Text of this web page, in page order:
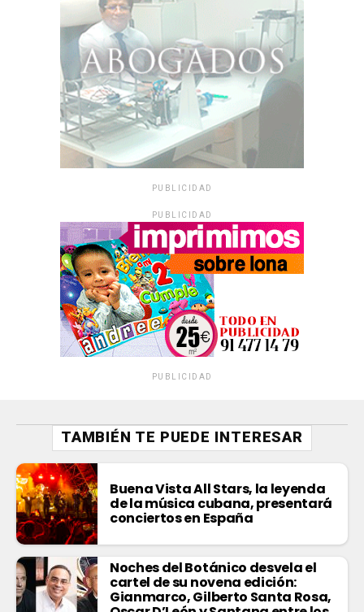
PUBLICIDAD
PUBLICIDAD
PUBLICIDAD
TAMBIÉN TE PUEDE INTERESAR
Buena Vista All Stars, la leyenda
de la música cubana, presentará
conciertos en España
Noches del Botánico desvela el
cartel de su novena edición:
Gianmarco, Gilberto Santa Rosa,